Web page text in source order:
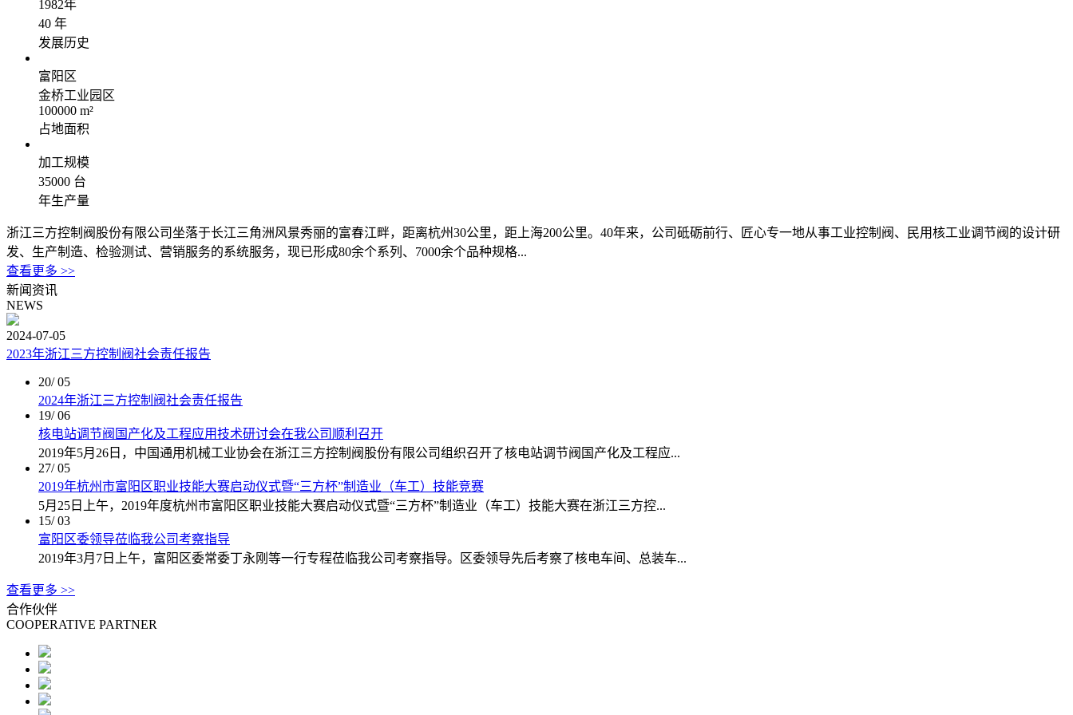
1982年
40 年
发展历史
富阳区
金桥工业园区
100000 m²
占地面积
加工规模
35000 台
年生产量
浙江三方控制阀股份有限公司坐落于长江三角洲风景秀丽的富春江畔，距离杭州30公里，距上海200公里。40年来，公司砥砺前行、匠心专一地从事工业控制阀、民用核工业调节阀的设计研
发、生产制造、检验测试、营销服务的系统服务，现已形成80余个系列、7000余个品种规格...
查看更多 >>
新闻资讯
NEWS
2024-07-05
2023年浙江三方控制阀社会责任报告
20/ 05
2024年浙江三方控制阀社会责任报告
19/ 06
核电站调节阀国产化及工程应用技术研讨会在我公司顺利召开
2019年5月26日，中国通用机械工业协会在浙江三方控制阀股份有限公司组织召开了核电站调节阀国产化及工程应...
27/ 05
2019年杭州市富阳区职业技能大赛启动仪式暨“三方杯”制造业（车工）技能竞赛
5月25日上午，2019年度杭州市富阳区职业技能大赛启动仪式暨“三方杯”制造业（车工）技能大赛在浙江三方控...
15/ 03
富阳区委领导莅临我公司考察指导
2019年3月7日上午，富阳区委常委丁永刚等一行专程莅临我公司考察指导。区委领导先后考察了核电车间、总装车...
查看更多 >>
合作伙伴
COOPERATIVE PARTNER